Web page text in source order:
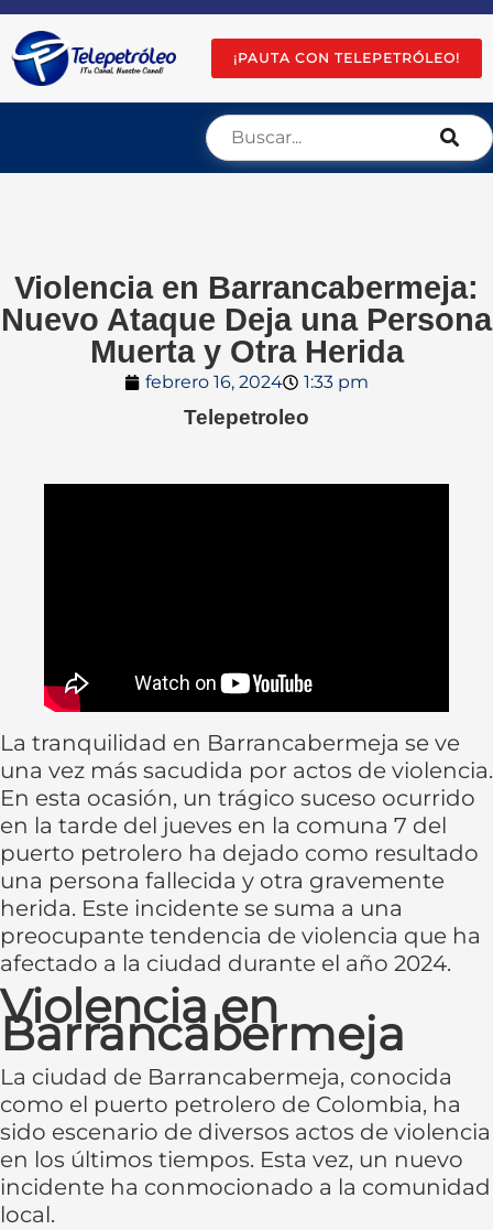
¡PAUTA CON TELEPETRÓLEO!
Violencia en Barrancabermeja:
Nuevo Ataque Deja una Persona
Muerta y Otra Herida
febrero 16, 2024 1:33 pm
Telepetroleo
La tranquilidad en Barrancabermeja se ve
una vez más sacudida por actos de violencia.
En esta ocasión, un trágico suceso ocurrido
en la tarde del jueves en la comuna 7 del
puerto petrolero ha dejado como resultado
una persona fallecida y otra gravemente
herida. Este incidente se suma a una
preocupante tendencia de violencia que ha
afectado a la ciudad durante el año 2024.
Violencia en
Barrancabermeja
La ciudad de Barrancabermeja, conocida
como el puerto petrolero de Colombia, ha
sido escenario de diversos actos de violencia
en los últimos tiempos. Esta vez, un nuevo
incidente ha conmocionado a la comunidad
local.